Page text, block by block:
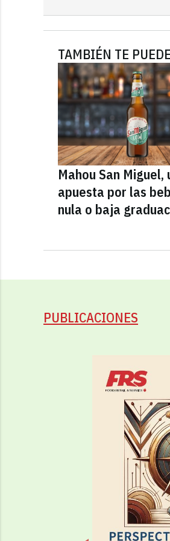
TAMBIÉN TE
Mahou San Miguel,
apuesta por las
nula o baja
PUBLICACIONES